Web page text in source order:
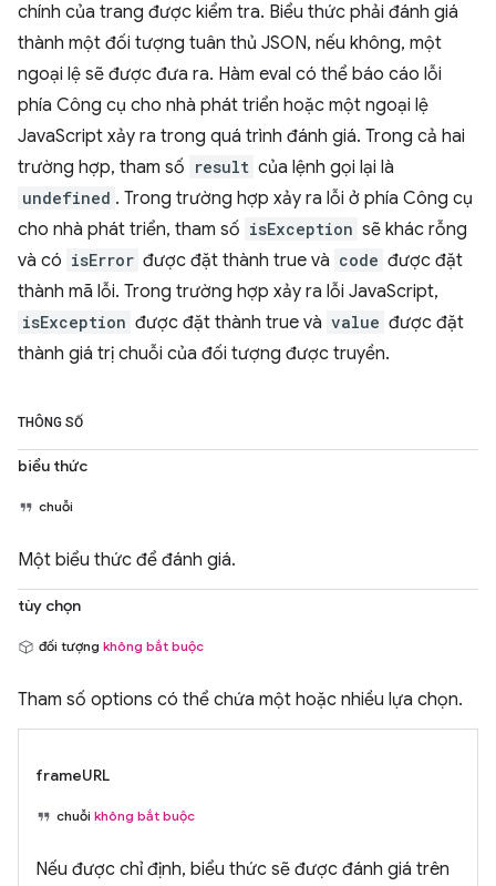
chính của trang được kiểm tra. Biểu thức phải đánh giá
thành một đối tượng tuân thủ JSON, nếu không, một
ngoại lệ sẽ được đưa ra. Hàm eval có thể báo cáo lỗi
phía Công cụ cho nhà phát triển hoặc một ngoại lệ
JavaScript xảy ra trong quá trình đánh giá. Trong cả hai
trường hợp, tham số result của lệnh gọi lại là
undefined . Trong trường hợp xảy ra lỗi ở phía Công cụ
cho nhà phát triển, tham số isException sẽ khác rỗng
và có isError được đặt thành true và code được đặt
thành mã lỗi. Trong trường hợp xảy ra lỗi JavaScript,
isException được đặt thành true và value được đặt
thành giá trị chuỗi của đối tượng được truyền.
THÔNG SỐ
biểu thức
chuỗi
Một biểu thức để đánh giá.
tùy chọn
đối tượng không bắt buộc
Tham số options có thể chứa một hoặc nhiều lựa chọn.
frameURL
chuỗi không bắt buộc
Nếu được chỉ định, biểu thức sẽ được đánh giá trên